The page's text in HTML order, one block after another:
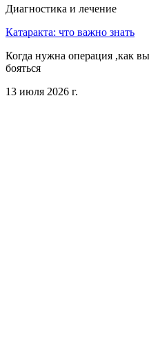
Диагностика и лечение
Катаракта: что важно знать
Когда нужна операция ,как
бояться
13 июля 2026 г.